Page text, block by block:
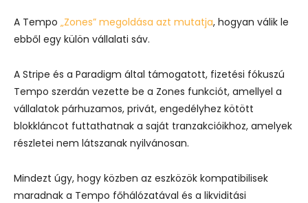
A Tempo „Zones” megoldása azt mutatja, hogyan válik le
ebből egy külön vállalati sáv.
A Stripe és a Paradigm által támogatott, fizetési fókuszú
Tempo szerdán vezette be a Zones funkciót, amellyel a
vállalatok párhuzamos, privát, engedélyhez kötött
blokkláncot futtathatnak a saját tranzakcióikhoz, amelyek
részletei nem látszanak nyilvánosan.
Mindezt úgy, hogy közben az eszközök kompatibilisek
maradnak a Tempo főhálózatával és a likviditási